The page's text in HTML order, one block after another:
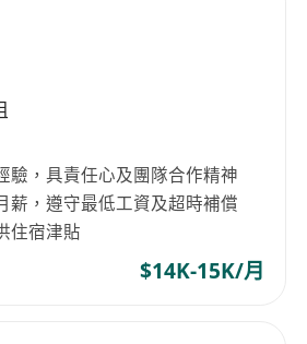
驗，具責任心及團隊合作精神
薪，遵守最低工資及超時補償
住宿津貼
$14K-15K/月